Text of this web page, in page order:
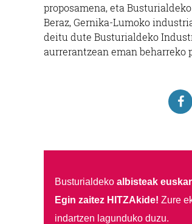
proposamena, eta
Beraz, Gernika-Lumoko
deitu dute Busturialdeko
aurrerantzean eman beharreko
Busturialdeko albisteak
Egin zaitez HITZAkide! Zure
indartzen lagunduko duzu.